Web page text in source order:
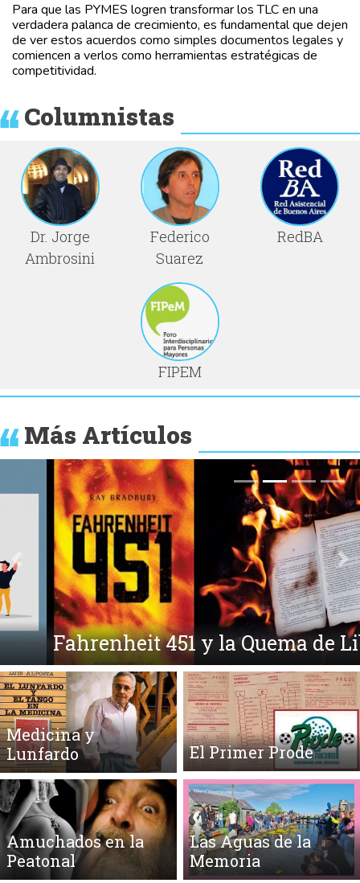
Para que las PYMES logren transformar los TLC en una
verdadera palanca de crecimiento, es fundamental que dejen
de ver estos acuerdos como simples documentos legales y
comiencen a verlos como herramientas estratégicas de
competitividad.
Columnistas
Dr. Jorge
Ambrosini
Federico
Suarez
RedBA
FIPEM
Más Artículos
Fahrenheit 451 y la Quema de Libros
Anterior
Medicina y
Lunfardo
El Primer Prode
Amuchados en la
Peatonal
Las Aguas de la
Memoria